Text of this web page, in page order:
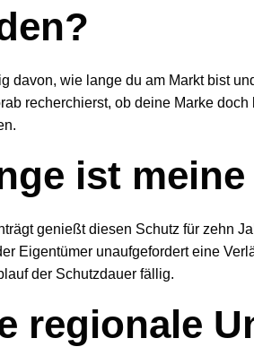
davon, wie lange du am Markt bist
recherchierst, ob deine Marke
ist
genießt diesen Schutz für zehn
Eigentümer unaufgefordert eine
der Schutzdauer fällig.
regionale